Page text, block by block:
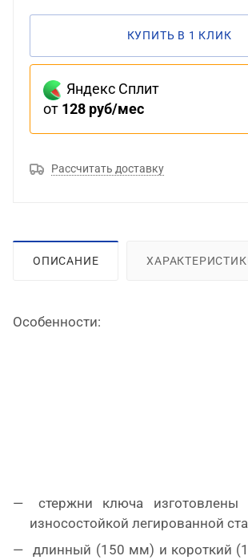
КУПИТЬ В 1 КЛИК
Яндекс Сплит
от 128 руб/мес
Рассчитать доставку
ОПИСАНИЕ
Особенности:
стержни ключа
износостойкой легированной
длинный (150 мм) и короткий